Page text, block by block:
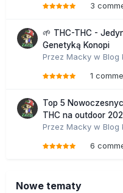
3
🌱 THC-THC -
Genetyką Konopi
Przez Macky w Blog
1
Top 5
THC na outdoor
Przez Macky w Blog
6
Nowe tematy